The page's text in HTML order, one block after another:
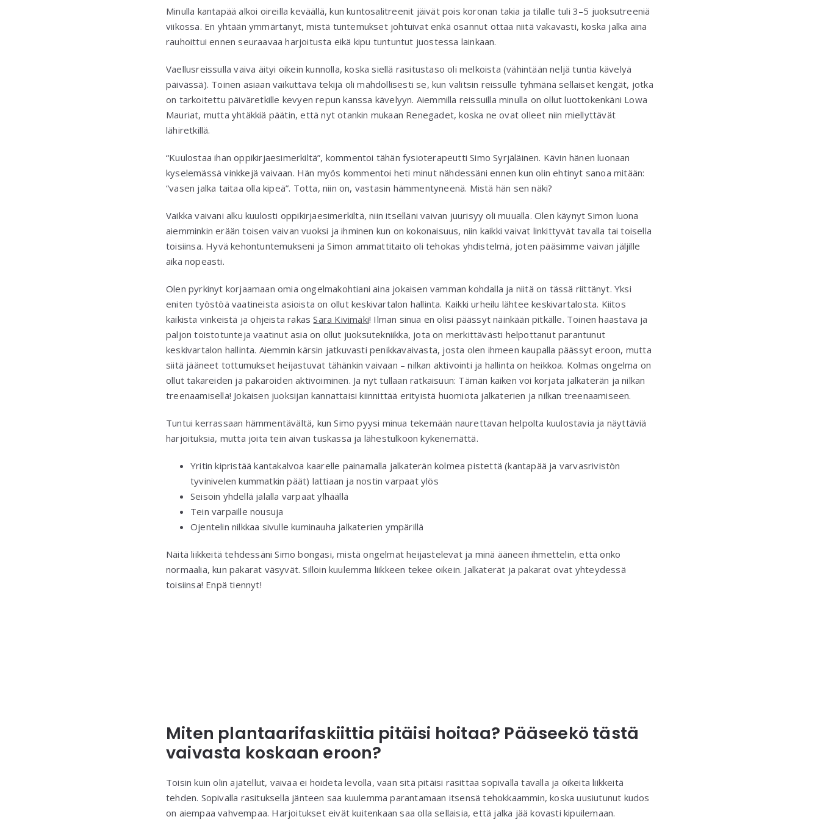
Minulla kantapää alkoi oireilla keväällä, kun kuntosalitreenit jäivät pois koronan takia ja tilalle tuli 3–5 juoksutreeniä
viikossa. En yhtään ymmärtänyt, mistä tuntemukset johtuivat enkä osannut ottaa niitä vakavasti, koska jalka aina
rauhoittui ennen seuraavaa harjoitusta eikä kipu tuntuntut juostessa lainkaan.
Vaellusreissulla vaiva äityi oikein kunnolla, koska siellä rasitustaso oli melkoista (vähintään neljä tuntia kävelyä
päivässä). Toinen asiaan vaikuttava tekijä oli mahdollisesti se, kun valitsin reissulle tyhmänä sellaiset kengät, jotka
on tarkoitettu päiväretkille kevyen repun kanssa kävelyyn. Aiemmilla reissuilla minulla on ollut luottokenkäni Lowa
Mauriat, mutta yhtäkkiä päätin, että nyt otankin mukaan Renegadet, koska ne ovat olleet niin miellyttävät
lähiretkillä.
“Kuulostaa ihan oppikirjaesimerkiltä”, kommentoi tähän fysioterapeutti Simo Syrjäläinen. Kävin hänen luonaan
kyselemässä vinkkejä vaivaan. Hän myös kommentoi heti minut nähdessäni ennen kun olin ehtinyt sanoa mitään:
“vasen jalka taitaa olla kipeä”. Totta, niin on, vastasin hämmentyneenä. Mistä hän sen näki?
Vaikka vaivani alku kuulosti oppikirjaesimerkiltä, niin itselläni vaivan juurisyy oli muualla. Olen käynyt Simon luona
aiemminkin erään toisen vaivan vuoksi ja ihminen kun on kokonaisuus, niin kaikki vaivat linkittyvät tavalla tai toisella
toisiinsa. Hyvä kehontuntemukseni ja Simon ammattitaito oli tehokas yhdistelmä, joten pääsimme vaivan jäljille
aika nopeasti.
Olen pyrkinyt korjaamaan omia ongelmakohtiani aina jokaisen vamman kohdalla ja niitä on tässä riittänyt. Yksi
eniten työstöä vaatineista asioista on ollut keskivartalon hallinta. Kaikki urheilu lähtee keskivartalosta. Kiitos
kaikista vinkeistä ja ohjeista rakasSara Kivimäki! Ilman sinua en olisi päässyt näinkään pitkälle. Toinen haastava ja
paljon toistotunteja vaatinut asia on ollut juoksutekniikka, jota on merkittävästi helpottanut parantunut
keskivartalon hallinta. Aiemmin kärsin jatkuvasti penikkavaivasta, josta olen ihmeen kaupalla päässyt eroon, mutta
siitä jääneet tottumukset heijastuvat tähänkin vaivaan – nilkan aktivointi ja hallinta on heikkoa. Kolmas ongelma on
ollut takareiden ja pakaroiden aktivoiminen. Ja nyt tullaan ratkaisuun: Tämän kaiken voi korjata jalkaterän ja nilkan
treenaamisella! Jokaisen juoksijan kannattaisi kiinnittää erityistä huomiota jalkaterien ja nilkan treenaamiseen.
Tuntui kerrassaan hämmentävältä, kun Simo pyysi minua tekemään naurettavan helpolta kuulostavia ja näyttäviä
harjoituksia, mutta joita tein aivan tuskassa ja lähestulkoon kykenemättä.
Yritin kipristää kantakalvoa kaarelle painamalla jalkaterän kolmea pistettä (kantapää ja varvasrivistön
tyvinivelen kummatkin päät) lattiaan ja nostin varpaat ylös
Seisoin yhdellä jalalla varpaat ylhäällä
Tein varpaille nousuja
Ojentelin nilkkaa sivulle kuminauha jalkaterien ympärillä
Näitä liikkeitä tehdessäni Simo bongasi, mistä ongelmat heijastelevat ja minä ääneen ihmettelin, että onko
normaalia, kun pakarat väsyvät. Silloin kuulemma liikkeen tekee oikein. Jalkaterät ja pakarat ovat yhteydessä
toisiinsa! Enpä tiennyt!
Miten plantaarifaskiittia pitäisi hoitaa? Pääseekö tästä
vaivasta koskaan eroon?
Toisin kuin olin ajatellut, vaivaa ei hoideta levolla, vaan sitä pitäisi rasittaa sopivalla tavalla ja oikeita liikkeitä
tehden. Sopivalla rasituksella jänteen saa kuulemma parantamaan itsensä tehokkaammin, koska uusiutunut kudos
on aiempaa vahvempaa. Harjoitukset eivät kuitenkaan saa olla sellaisia, että jalka jää kovasti kipuilemaan.